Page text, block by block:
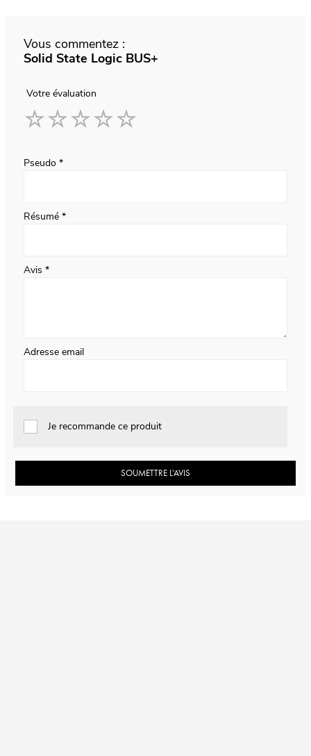
Vous commentez :
Solid State Logic BUS+
Votre évaluation
Pseudo
Résumé
Avis
Adresse email
Je recommande ce produit
SOUMETTRE L’AVIS